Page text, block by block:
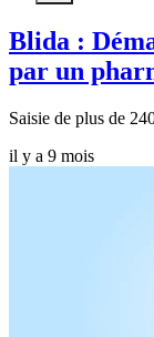
Blida :
par un
Saisie de plus de
il y a 9 mois